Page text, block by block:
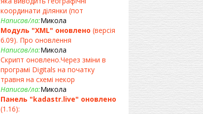
координати ділянки (пот
Написав/ла:Микола
Модуль "XML" оновлено (версія
6.09). Про оновлення
Написав/ла:Микола
Скрипт оновлено.Через зміни в
програмі Digitals на початку
травня на схемі некор
Написав/ла:Микола
Панель "kadastr.live" оновлено
(1.16):